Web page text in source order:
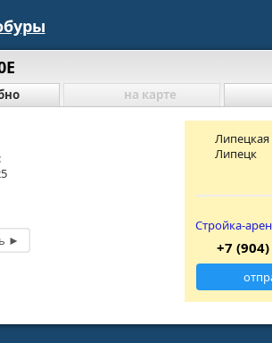
на карте
Липецкая
Липецк
Стройка-
+7